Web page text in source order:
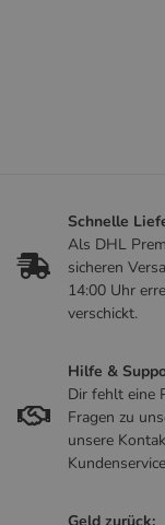
Schnelle
Als DHL
sicheren
14:00 Uhr
verschickt.
Hilfe &
Dir fehlt eine
Fragen zu
unsere
Geld zurück: